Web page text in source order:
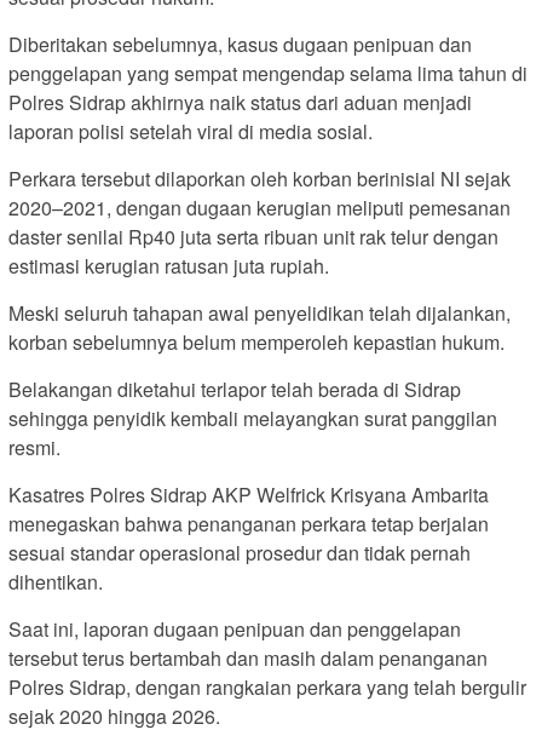
Diberitakan sebelumnya, kasus dugaan penipuan dan
penggelapan yang sempat mengendap selama lima tahun di
Polres Sidrap akhirnya naik status dari aduan menjadi
laporan polisi setelah viral di media sosial.
Perkara tersebut dilaporkan oleh korban berinisial NI sejak
2020–2021, dengan dugaan kerugian meliputi pemesanan
daster senilai Rp40 juta serta ribuan unit rak telur dengan
estimasi kerugian ratusan juta rupiah.
Meski seluruh tahapan awal penyelidikan telah dijalankan,
korban sebelumnya belum memperoleh kepastian hukum.
Belakangan diketahui terlapor telah berada di Sidrap
sehingga penyidik kembali melayangkan surat panggilan
resmi.
Kasatres Polres Sidrap AKP Welfrick Krisyana Ambarita
menegaskan bahwa penanganan perkara tetap berjalan
sesuai standar operasional prosedur dan tidak pernah
dihentikan.
Saat ini, laporan dugaan penipuan dan penggelapan
tersebut terus bertambah dan masih dalam penanganan
Polres Sidrap, dengan rangkaian perkara yang telah bergulir
sejak 2020 hingga 2026.